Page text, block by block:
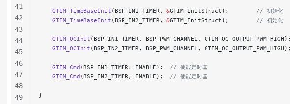
    GTIM_TimeBaseInit
(BSP_IN1_TIMER, &GTIM_InitStruct);
        // 初始化
    GTIM_TimeBaseInit
(BSP_IN2_TIMER, &GTIM_InitStruct);
        // 初始化
    GTIM_OCInit
(BSP_IN1_TIMER, BSP_PWM_CHANNEL, GTIM_OC_OUTPUT_PWM_HIGH);
    GTIM_OCInit
(BSP_IN2_TIMER, BSP_PWM_CHANNEL, GTIM_OC_OUTPUT_PWM_HIGH);
    GTIM_Cmd
(BSP_IN1_TIMER, ENABLE);
  // 使能定时器
    GTIM_Cmd
(BSP_IN2_TIMER, ENABLE);
  // 使能定时器
}
41
42
43
44
45
46
47
48
49